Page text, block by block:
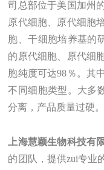
司总部位于美国加州
原代细胞、原代细胞
胞、干细胞培养基的
的原代细胞、原代细
胞纯度可达98％。其
不同细胞类型。大多
分离，产品质量过硬。
上海慧颖生物科技有
的团队，提供zui专业